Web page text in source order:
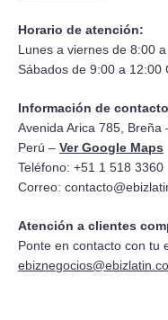
Horario de atención:
Lunes a viernes de 8:00
Sábados de 9:00 a 12:00
Información de
Avenida Arica 785, Breña
Perú – Ver Google Maps
Teléfono: +51 1 518 3360
Correo:
Atención a clientes
Ponte en contacto con tu